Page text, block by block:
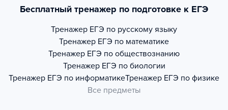
Бесплатный тренажер по подготовке к ЕГЭ
Тренажер ЕГЭ по русскому языку
Тренажер ЕГЭ по математике
Тренажер ЕГЭ по обществознанию
Тренажер ЕГЭ по биологии
Тренажер ЕГЭ по информатикеТренажер ЕГЭ по физике
Все предметы